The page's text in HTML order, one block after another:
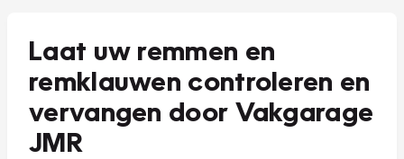
Laat uw remmen en
remklauwen controleren en
vervangen door Vakgarage
JMR